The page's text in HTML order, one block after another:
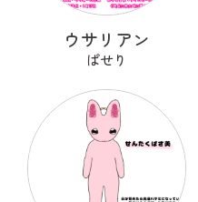
ウサリアン
ぱせり